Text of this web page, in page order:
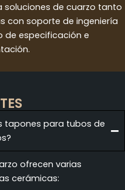
soluciones de cuarzo tanto
con soporte de ingeniería
de especificación e
tapones para tubos de
ofrecen varias
cerámicas: